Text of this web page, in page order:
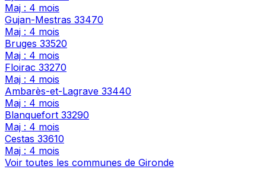
Maj : 4 mois
Gujan-Mestras 33470
Maj : 4 mois
Bruges 33520
Maj : 4 mois
Floirac 33270
Maj : 4 mois
Ambarès-et-Lagrave 33440
Maj : 4 mois
Blanquefort 33290
Maj : 4 mois
Cestas 33610
Maj : 4 mois
Voir toutes les communes de Gironde